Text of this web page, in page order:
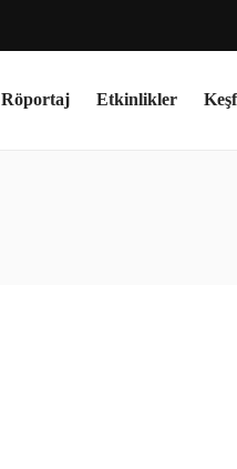
Röportaj Etkinlikler